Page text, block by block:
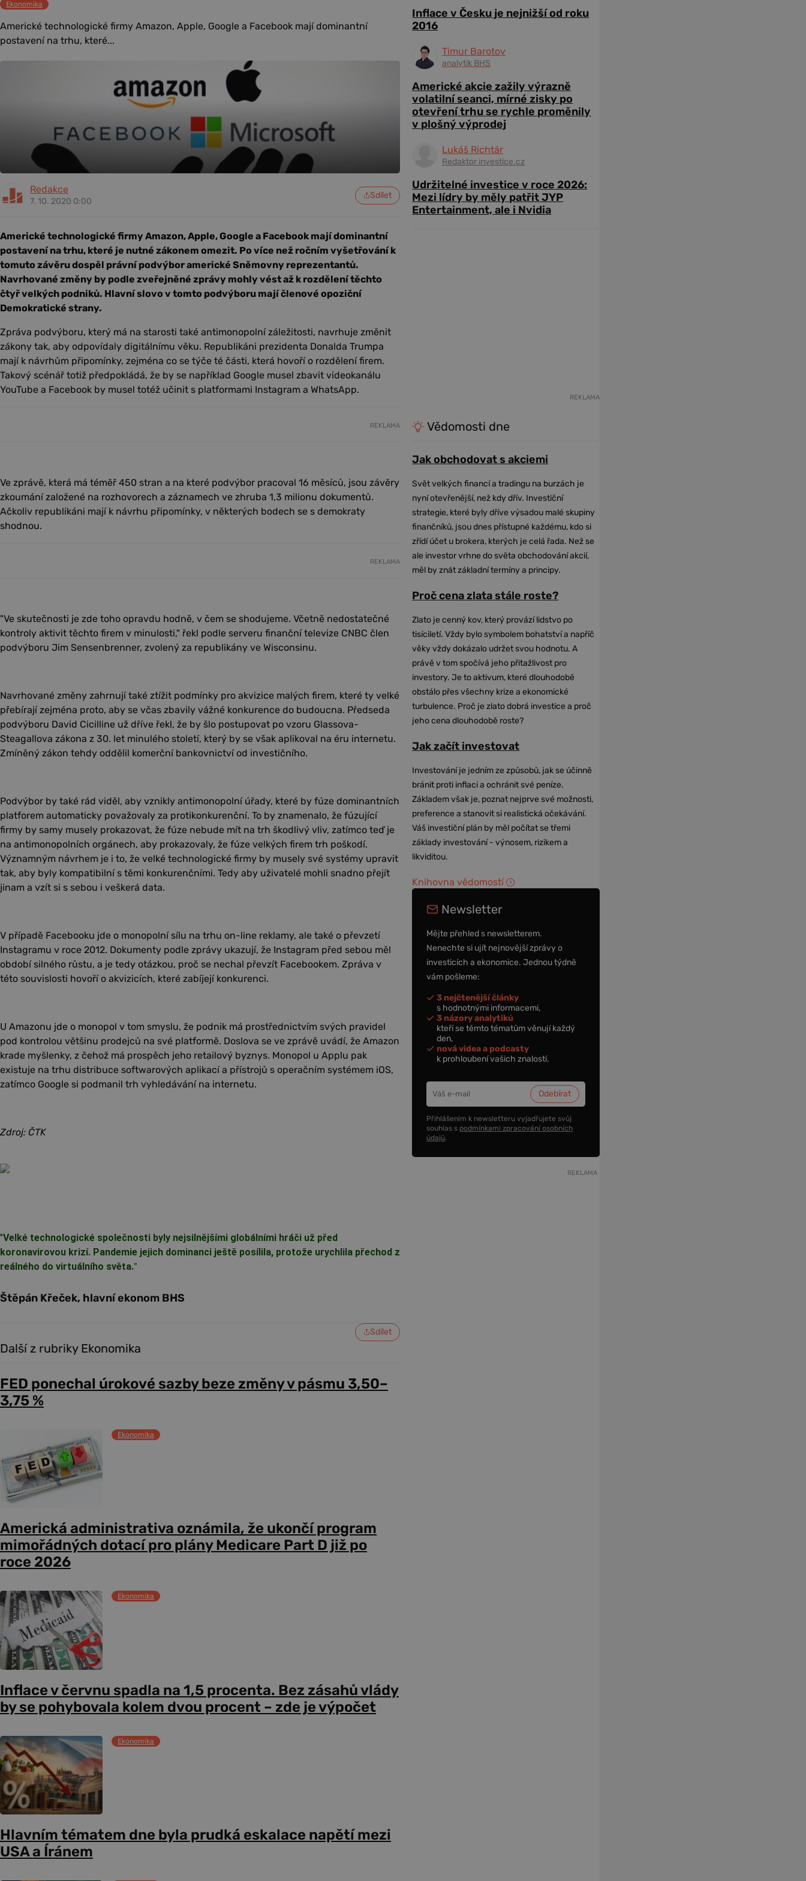
Ekonomika
Americké technologické firmy Amazon, Apple, Google a Facebook mají dominantní
postavení na trhu, které...
Redakce
7. 10. 2020 0:00
Sdílet
Americké technologické firmy Amazon, Apple, Google a Facebook mají dominantní
postavení na trhu, které je nutné zákonem omezit. Po více než ročním vyšetřování k
tomuto závěru dospěl právní podvýbor americké Sněmovny reprezentantů.
Navrhované změny by podle zveřejněné zprávy mohly vést až k rozdělení těchto
čtyř velkých podniků. Hlavní slovo v tomto podvýboru mají členové opoziční
Demokratické strany.
Zpráva podvýboru, který má na starosti také antimonopolní záležitosti, navrhuje změnit
zákony tak, aby odpovídaly digitálnímu věku. Republikáni prezidenta Donalda Trumpa
mají k návrhům připomínky, zejména co se týče té části, která hovoří o rozdělení firem.
Takový scénář totiž předpokládá, že by se například Google musel zbavit videokanálu
YouTube a Facebook by musel totéž učinit s platformami Instagram a WhatsApp.
REKLAMA
Ve zprávě, která má téměř 450 stran a na které podvýbor pracoval 16 měsíců, jsou závěry
zkoumání založené na rozhovorech a záznamech ve zhruba 1,3 milionu dokumentů.
Ačkoliv republikáni mají k návrhu připomínky, v některých bodech se s demokraty
shodnou.
REKLAMA
"Ve skutečnosti je zde toho opravdu hodně, v čem se shodujeme. Včetně nedostatečné
kontroly aktivit těchto firem v minulosti," řekl podle serveru finanční televize CNBC člen
podvýboru Jim Sensenbrenner, zvolený za republikány ve Wisconsinu.
Navrhované změny zahrnují také ztížit podmínky pro akvizice malých firem, které ty velké
přebírají zejména proto, aby se včas zbavily vážné konkurence do budoucna. Předseda
podvýboru David Cicilline už dříve řekl, že by šlo postupovat po vzoru Glassova-
Steagallova zákona z 30. let minulého století, který by se však aplikoval na éru internetu.
Zmíněný zákon tehdy oddělil komerční bankovnictví od investičního.
Podvýbor by také rád viděl, aby vznikly antimonopolní úřady, které by fúze dominantních
platforem automaticky považovaly za protikonkurenční. To by znamenalo, že fúzující
firmy by samy musely prokazovat, že fúze nebude mít na trh škodlivý vliv, zatímco teď je
na antimonopolních orgánech, aby prokazovaly, že fúze velkých firem trh poškodí.
Významným návrhem je i to, že velké technologické firmy by musely své systémy upravit
tak, aby byly kompatibilní s těmi konkurenčními. Tedy aby uživatelé mohli snadno přejít
jinam a vzít si s sebou i veškerá data.
V případě Facebooku jde o monopolní sílu na trhu on-line reklamy, ale také o převzetí
Instagramu v roce 2012. Dokumenty podle zprávy ukazují, že Instagram před sebou měl
období silného růstu, a je tedy otázkou, proč se nechal převzít Facebookem. Zpráva v
této souvislosti hovoří o akvizicích, které zabíjejí konkurenci.
U Amazonu jde o monopol v tom smyslu, že podnik má prostřednictvím svých pravidel
pod kontrolou většinu prodejců na své platformě. Doslova se ve zprávě uvádí, že Amazon
krade myšlenky, z čehož má prospěch jeho retailový byznys. Monopol u Applu pak
existuje na trhu distribuce softwarových aplikací a přístrojů s operačním systémem iOS,
zatímco Google si podmanil trh vyhledávání na internetu.
Zdroj: ČTK
"Velké technologické společnosti byly nejsilnějšími globálními hráči už před
koronavirovou krizí. Pandemie jejich dominanci ještě posílila, protože urychlila přechod z
reálného do virtuálního světa."
Štěpán Křeček, hlavní ekonom BHS
Sdílet
Další z rubriky Ekonomika
FED ponechal úrokové sazby beze změny v pásmu 3,50–
3,75 %
Ekonomika
Americká administrativa oznámila, že ukončí program
mimořádných dotací pro plány Medicare Part D již po
roce 2026
Ekonomika
Inflace v červnu spadla na 1,5 procenta. Bez zásahů vlády
by se pohybovala kolem dvou procent – zde je výpočet
Ekonomika
Hlavním tématem dne byla prudká eskalace napětí mezi
USA a Íránem
Inflace v Česku je nejnižší od roku
2016
Timur Barotov
analytik BHS
Americké akcie zažily výrazně
volatilní seanci, mírné zisky po
otevření trhu se rychle proměnily
v plošný výprodej
Lukáš Richtár
Redaktor investice.cz
Udržitelné investice v roce 2026:
Mezi lídry by měly patřit JYP
Entertainment, ale i Nvidia
REKLAMA
Vědomosti dne
Jak obchodovat s akciemi
Svět velkých financí a tradingu na burzách je
nyní otevřenější, než kdy dřív. Investiční
strategie, které byly dříve výsadou malé skupiny
finančníků, jsou dnes přístupné každému, kdo si
zřídí účet u brokera, kterých je celá řada. Než se
ale investor vrhne do světa obchodování akcií,
měl by znát základní termíny a principy.
Proč cena zlata stále roste?
Zlato je cenný kov, který provází lidstvo po
tisíciletí. Vždy bylo symbolem bohatství a napříč
věky vždy dokázalo udržet svou hodnotu. A
právě v tom spočívá jeho přitažlivost pro
investory. Je to aktivum, které dlouhodobě
obstálo přes všechny krize a ekonomické
turbulence. Proč je zlato dobrá investice a proč
jeho cena dlouhodobě roste?
Jak začít investovat
Investování je jedním ze způsobů, jak se účinně
bránit proti inflaci a ochránit své peníze.
Základem však je, poznat nejprve své možnosti,
preference a stanovit si realistická očekávání.
Váš investiční plán by měl počítat se třemi
základy investování - výnosem, rizikem a
likviditou.
Knihovna vědomostí
Newsletter
Mějte přehled s newsletterem.
Nenechte si ujít nejnovější zprávy o
investicích a ekonomice. Jednou týdně
vám pošleme:
3 nejčtenější články
s hodnotnými informacemi,
3 názory analytiků
kteří se těmto tématům věnují každý
den,
nová videa a podcasty
k prohloubení vašich znalostí.
Přihlášením k newsletteru vyjadřujete svůj
souhlas s podmínkami zpracování osobních
údajů.
REKLAMA